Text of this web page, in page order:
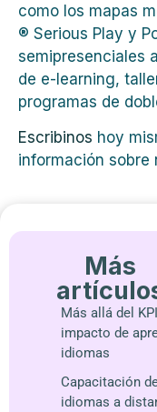
como los mapas
® Serious Play y
semipresenciales
de e-learning,
programas de
Escribinos hoy
información sobre
Más
Más allá del
impacto de
idiomas
Capacitación
idiomas a